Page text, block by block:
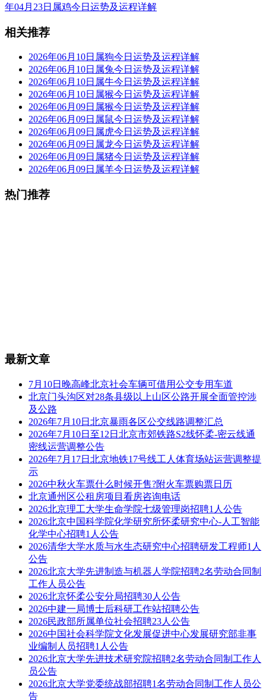
年04月23日属鸡今日运势及运程详解
相关推荐
2026年06月10日属狗今日运势及运程详解
2026年06月10日属兔今日运势及运程详解
2026年06月10日属牛今日运势及运程详解
2026年06月10日属猴今日运势及运程详解
2026年06月09日属猴今日运势及运程详解
2026年06月09日属鼠今日运势及运程详解
2026年06月09日属虎今日运势及运程详解
2026年06月09日属龙今日运势及运程详解
2026年06月09日属猪今日运势及运程详解
2026年06月09日属羊今日运势及运程详解
热门推荐
最新文章
7月10日晚高峰北京社会车辆可借用公交专用车道
北京门头沟区对28条县级以上山区公路开展全面管控涉
及公路
2026年7月10日北京暴雨各区公交线路调整汇总
2026年7月10日至12日北京市郊铁路S2线怀柔-密云线通
密线运营调整公告
2026年7月17日北京地铁17号线工人体育场站运营调整提
示
2026中秋火车票什么时候开售?附火车票购票日历
北京通州区公租房项目看房咨询电话
2026北京理工大学生命学院七级管理岗招聘1人公告
2026北京中国科学院化学研究所怀柔研究中心-人工智能
化学中心招聘1人公告
2026清华大学水质与水生态研究中心招聘研发工程师1人
公告
2026北京大学先进制造与机器人学院招聘2名劳动合同制
工作人员公告
2026北京怀柔公安分局招聘30人公告
2026中建一局博士后科研工作站招聘公告
2026民政部所属单位社会招聘23人公告
2026中国社会科学院文化发展促进中心发展研究部非事
业编制人员招聘1人公告
2026北京大学先进技术研究院招聘2名劳动合同制工作人
员公告
2026北京大学党委统战部招聘1名劳动合同制工作人员公
告